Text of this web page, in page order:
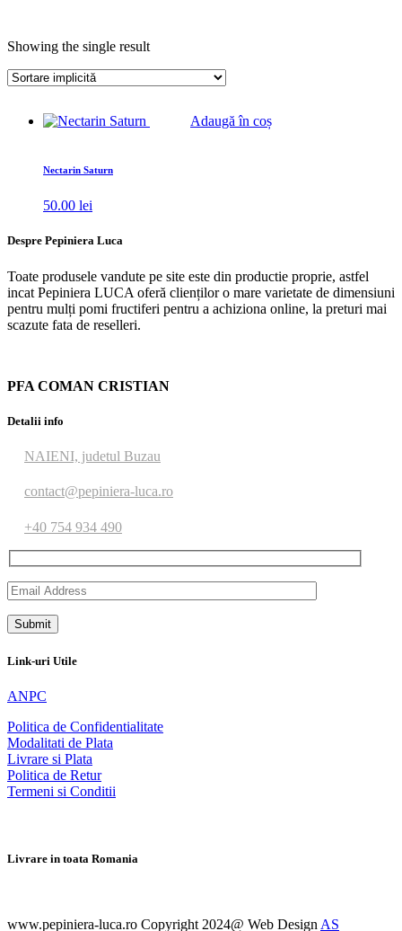
Showing the single result
Adaugă în coș
Nectarin Saturn
50.00 lei
Despre Pepiniera Luca
Toate produsele vandute pe site este din productie proprie, astfel
incat Pepiniera LUCA oferă clienților o mare varietate de dimensiuni
pentru mulți pomi fructiferi pentru a achiziona online, la preturi mai
scazute fata de reselleri.
PFA COMAN CRISTIAN
Detalii info
NAIENI, judetul Buzau
contact@pepiniera-luca.ro
+40 754 934 490
Link-uri Utile
ANPC
Politica de Confidentialitate
Modalitati de Plata
Livrare si Plata
Politica de Retur
Termeni si Conditii
Livrare in toata Romania
www.pepiniera-luca.ro Copyright 2024@ Web Design AS